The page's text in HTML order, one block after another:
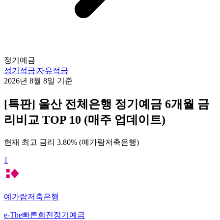
정기예금
정기적금|자유적금
2026년 8월 8일 기준
[특판] 울산 전체은행 정기예금 6개월 금
리비교 TOP 10 (매주 업데이트)
현재 최고 금리 3.80% (예가람저축은행)
1
예가람저축은행
e-The빠른회전정기예금